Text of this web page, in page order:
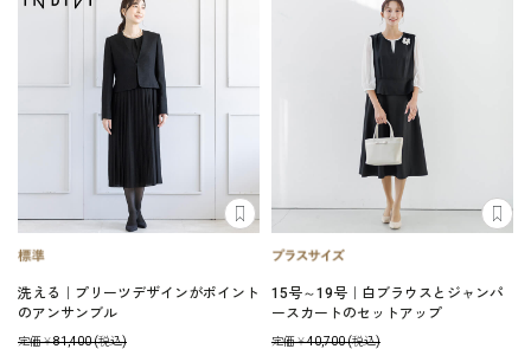
洗える｜プリーツデザインがポイント
のアンサンブル
定価￥81,400(税込)
15号～19号｜白ブラウスとジャンパ
ースカートのセットアップ
定価￥40,700(税込)